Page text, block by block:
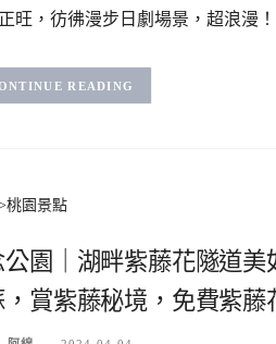
旺，彷彿漫步日劇場景，超浪漫
READING
桃園景點
園｜湖畔紫藤花隧道
賞紫藤秘境，免費紫